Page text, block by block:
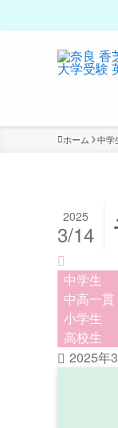
ホーム 中学
2025
3/14
中学生
中高一貫
小学生
高校生
2025年